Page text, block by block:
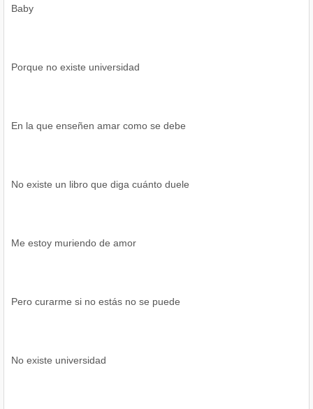
Baby
Porque no existe universidad
En la que enseñen amar como se debe
No existe un libro que diga cuánto duele
Me estoy muriendo de amor
Pero curarme si no estás no se puede
No existe universidad